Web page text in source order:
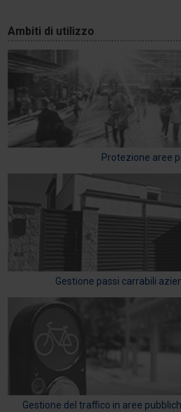
Ambiti di utilizzo
Protezione aree
Gestione passi carrabili
Gestione del traffico in aree